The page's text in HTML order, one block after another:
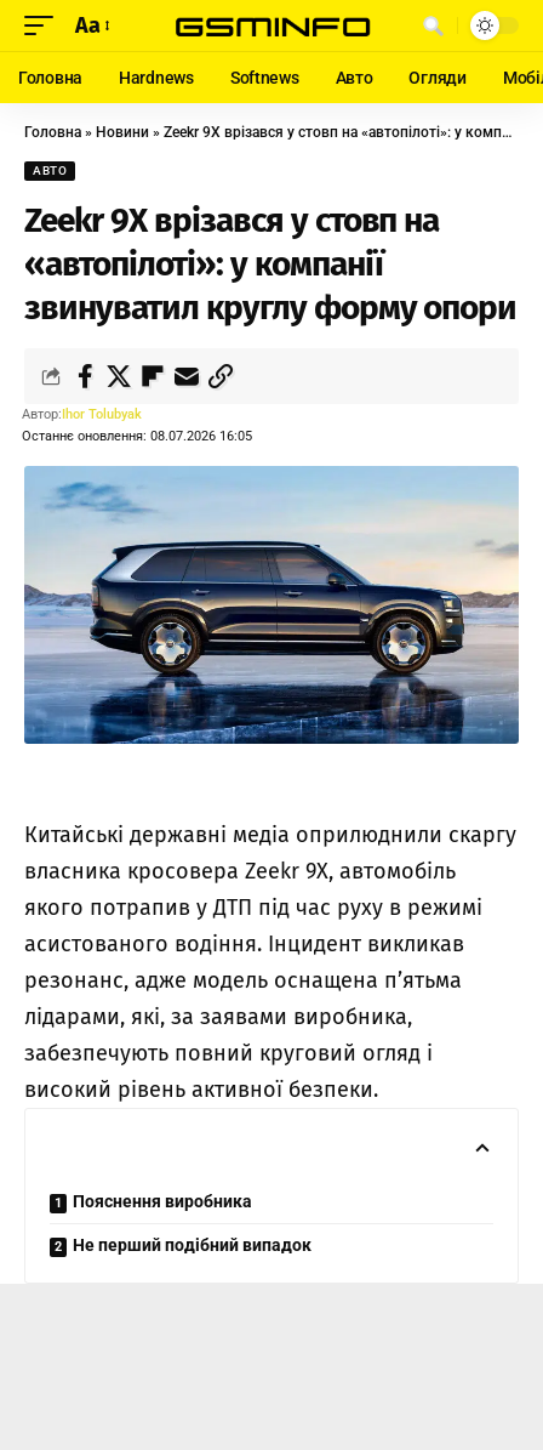
Aa
Головна Hardnews Softnews Авто Огляди
Головна » Новини » Zeekr 9X врізався у стовп на «автопілоті»: у компанії звинуватил круглу форму опори
АВТО
Zeekr 9X врізався у стовп на
«автопілоті»: у компанії
звинуватил круглу форму опори
Останнє оновлення: 08.07.2026 16:05
Автор:Ihor Tolubyak
Китайські державні медіа оприлюднили скаргу
власника кросовера Zeekr 9X, автомобіль
якого потрапив у ДТП під час руху в режимі
асистованого водіння. Інцидент викликав
резонанс, адже модель оснащена п’ятьма
лідарами, які, за заявами виробника,
забезпечують повний круговий огляд і
високий рівень активної безпеки.
Пояснення виробника
Не перший подібний випадок